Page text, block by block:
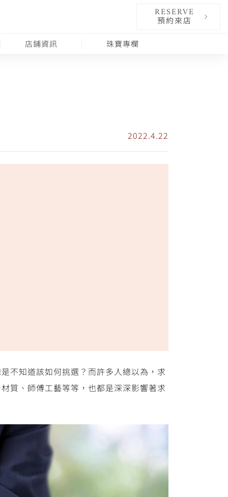
RESERVE
預約來店
店鋪資訊 珠寶專欄
2022.4.22
不知道該如何挑選？而許多人總以為，求
質、師傅工藝等等，也都是深深影響著求